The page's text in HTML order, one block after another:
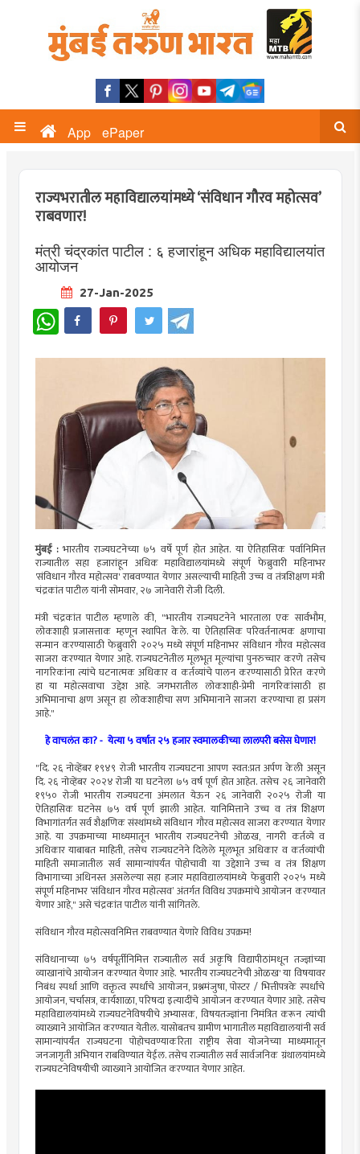
App ePaper
राज्यभरातील महाविद्यालयांमध्ये ‘संविधान गौरव महोत्सव’
राबवणार!
मंत्री चंद्रकांत पाटील : ६ हजारांहून अधिक महाविद्यालयांत
आयोजन
27-Jan-2025
WhatsApp
मुंबई :भारतीय राज्यघटनेच्या ७५ वर्षे पूर्ण होत आहेत. या ऐतिहासिक पर्वानिमित्त
राज्यातील सहा हजारांहून अधिक महाविद्यालयांमध्ये संपूर्ण फेब्रुवारी महिनाभर
'संविधान गौरव महोत्सव' राबवण्यात येणार असल्याची माहिती उच्च व तंत्रशिक्षण मंत्री
चंद्रकांत पाटील यांनी सोमवार, २७ जानेवारी रोजी दिली.
मंत्री चंद्रकांत पाटील म्हणाले की, "भारतीय राज्यघटनेने भारताला एक सार्वभौम,
लोकशाही प्रजासत्ताक म्हणून स्थापित केले. या ऐतिहासिक परिवर्तनात्मक क्षणाचा
सन्मान करण्यासाठी फेब्रुवारी २०२५ मध्ये संपूर्ण महिनाभर संविधान गौरव महोत्सव
साजरा करण्यात येणार आहे. राज्यघटनेतील मूलभूत मूल्यांचा पुनरुच्चार करणे तसेच
नागरिकांना त्यांचे घटनात्मक अधिकार व कर्तव्यांचे पालन करण्यासाठी प्रेरित करणे
हा या महोत्सवाचा उ‌द्देश आहे. जगभरातील लोकशाही-प्रेमी नागरिकांसाठी हा
अभिमानाचा क्षण असून हा लोकशाहीचा सण अभिमानाने साजरा करण्याचा हा प्रसंग
आहे."
हे वाचलंत का? -येत्या ५ वर्षात २५ हजार स्वमालकीच्या लालपरी बसेस घेणार!
"दि. २६ नोव्हेंबर १९४९ रोजी भारतीय राज्यघटना आपण स्वत:प्रत अर्पण केली असून
दि. २६ नोव्हेंबर २०२४ रोजी या घटनेला ७५ वर्ष पूर्ण होत आहेत. तसेच २६ जानेवारी
१९५० रोजी भारतीय राज्यघटना अंमलात येऊन २६ जानेवारी २०२५ रोजी या
ऐतिहासिक घटनेस ७५ वर्ष पूर्ण झाली आहेत. यानिमित्ताने उच्च व तंत्र शिक्षण
विभागांतर्गत सर्व शैक्षणिक संस्थांमध्ये संविधान गौरव महोत्सव साजरा करण्यात येणार
आहे. या उपक्रमाच्या माध्यमातून भारतीय राज्यघटनेची ओळख, नागरी कर्तव्ये व
अधिकार याबाबत माहिती, तसेच राज्यघटनेने दिलेले मूलभूत अधिकार व कर्तव्यांची
माहिती समाजातील सर्व सामान्यांपर्यंत पोहोचावी या उद्देशाने उच्च व तंत्र शिक्षण
विभागाच्या अधिनस्त असलेल्या सहा हजार महावि‌द्यालयांमध्ये फेब्रुवारी २०२५ मध्ये
संपूर्ण महिनाभर ‘संविधान गौरव महोत्सव’ अंतर्गत विविध उपक्रमांचे आयोजन करण्यात
येणार आहे," असे चंद्रकांत पाटील यांनी सांगितले.
संविधान गौरव महोत्सवनिमित्त राबवण्यात येणारे विविध उपक्रम!
संविधानाच्या ७५ वर्षपूर्तीनिमित्त राज्यातील सर्व अकृषि वि‌द्यापीठांमधून तज्ज्ञांच्या
व्याखानांचे आयोजन करण्यात येणार आहे. 'भारतीय राज्यघटनेची ओळख' या विषयावर
निबंध स्पर्धा आणि वक्तृत्व स्पर्धांचे आयोजन, प्रश्नमंजुषा, पोस्टर / भित्तीपत्रके स्पर्धांचे
आयोजन, चर्चासत्र, कार्यशाळा, परिषदा इत्यादींचे आयोजन करण्यात येणार आहे. तसेच
महावि‌द्यालयांमध्ये राज्यघटनेविषयीचे अभ्यासक, विषयतज्ज्ञांना निमंत्रित करून त्यांची
व्याख्याने आयोजित करण्यात येतील. यासोबतच ग्रामीण भागातील महावि‌द्यालयांनी सर्व
सामान्यांपर्यंत राज्यघटना पोहोचवण्याकरिता राष्ट्रीय सेवा योजनेच्या माध्यमातून
जनजागृती अभियान राबविण्यात येईल. तसेच राज्यातील सर्व सार्वजनिक ग्रंथालयांमध्ये
राज्यघटनेविषयीची व्याख्याने आयोजित करण्यात येणार आहेत.